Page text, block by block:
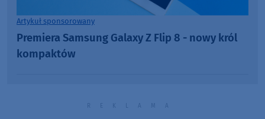
Artykuł sponsorowany
Premiera Samsung Galaxy Z Flip 8 - nowy król
kompaktów